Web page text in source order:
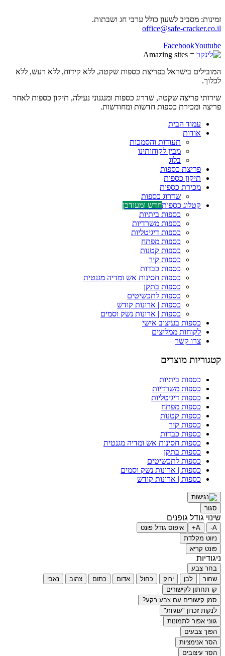
זמינות: מסביב לשעון כולל ערבי חג ושבתות.
office@safe-cracker.co.il
FacebookYoutube
= Amazing sites
המובילים בישראל בפריצת כספות שקטה, ללא קידוח, ללא רעש, ללא
לכלוך.
שירותי פריצה שקטה, שדרוג כספות ומנגנוני נעילה, תיקון כספות לאחר
פריצה ומכירת כספות חדשות ומחודשות.
עמוד הבית
אודות
תעודות והסמכות
מבין לקוחותינו
בלוג
פריצת כספות
תיקון כספות
מכירת כספות
שדרוג כספות
קטלוג כספותחדש ומעודכן
כספות ביתיות
כספות משרדיות
כספות דיגיטליות
כספות מפתח
כספות קטנות
כספות קיר
כספות כבדות
כספות חסינות אש ומדיה מגנטית
כספות בתקן
כספות לתכשיטים
כספות | ארונות קודש
כספות | ארונות נשק וסמים
כספות בעיצוב אישי
לקוחות ממליצים
צרו קשר
קטגוריות מוצרים
כספות ביתיות
כספות משרדיות
כספות דיגיטליות
כספות מפתח
כספות קטנות
כספות קיר
כספות כבדות
כספות חסינות אש ומדיה מגנטית
כספות בתקן
כספות לתכשיטים
כספות | ארונות נשק וסמים
כספות | ארונות קודש
סגור
שינוי גודל גופנים
A-
A+
איפוס גודל פונט
ניווט מקלדת
פונט קריא
ניגודיות
בחר צבע
שחור
לבן ירוק כחול אדום כתום צהוב
נאבי
קו תחתון לקישורים
סמן קישורים עם צבע רקע?
לנקות זכרון "עוגיות"
גווני אפור לתמונות
הפוך צבעים
הסר אנימציות
הסר עיצובים